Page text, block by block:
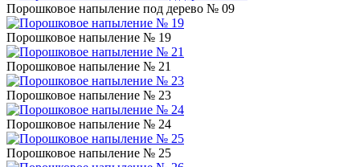
Порошковое напыление под дерево № 09
Порошковое напыление № 19
Порошковое напыление № 21
Порошковое напыление № 23
Порошковое напыление № 24
Порошковое напыление № 25